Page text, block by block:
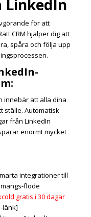
LinkedIn
för att
CRM hjälper dig att
spåra och följa upp
innebär att alla dina
ställe. Automatisk
från LinkedIn
enormt mycket
integrationer till
flöde
gratis i 30 dagar
länk]